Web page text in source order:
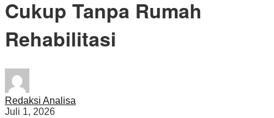
Cukup Tanpa Rumah
Rehabilitasi
Redaksi Analisa
Juli 1, 2026